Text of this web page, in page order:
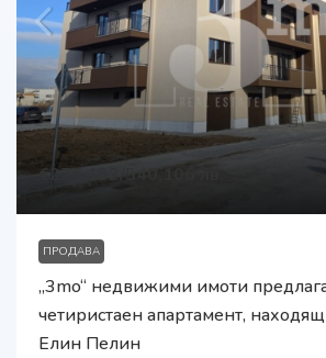
€276,152/540,106 лв.
ПРОДАВА
„3mo“ недвижими имоти
четиристаен апартамент, находящ
Елин Пелин